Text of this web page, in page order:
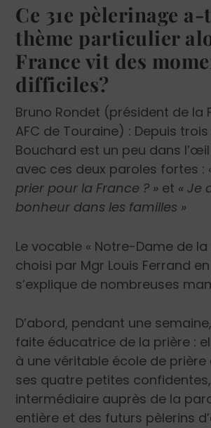
Ce 31e pèlerinage
thème particulier
France vit des
difficiles?
Bruno Rondet (président de la
AFC de Touraine) : Depuis trois
Bouchard est un peu dans
avec ces deux paroles fortes :
prier pour la France ? » et « Je
bonheur dans les familles »
Le vocable « Notre-Dame de la
choisi par Mgr Louis Ferrand en
s’explique de nombreuses
D’abord, pendant une
faite éducatrice de la prière :
à une véritable école de prière
ses quatre petites
intermédiaire auprès de la
entière et des futurs pèlerins